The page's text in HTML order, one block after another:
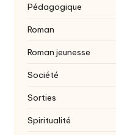
Pédagogique
Roman
Roman jeunesse
Société
Sorties
Spiritualité